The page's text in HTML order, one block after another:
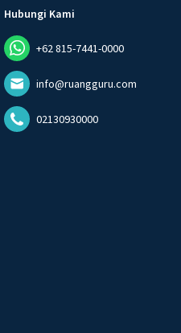
Hubungi Kami
+62 815-7441-0000
info@ruangguru.com
02130930000